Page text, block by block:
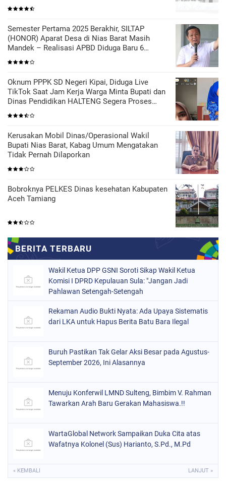
Semester Pertama 2025 Berakhir, SILTAP
(HONOR) Aparat Desa di Nias Barat Masih
Mandek – Realisasi APBD Diduga Baru 6
Persen
Oknum PPPK SD Negeri Kipai, Diduga Live
TikTok Saat Jam Kerja Warga Minta Bupati dan
Dinas Pendidikan HALTENG Segera Proses
Sesuai Hukum
Kerusakan Mobil Dinas/Operasional Wakil
Bupati Nias Barat, Kabag Umum Mengatakan
Tidak Pernah Dilaporkan
Bobroknya PELKES Dinas kesehatan Kabupaten
Aceh Tamiang
Wakil Ketua DPP GSNI Soroti Sikap Wakil Ketua
Komisi I DPRD Kepulauan Sula: "Jangan Jadi
Pahlawan Setengah-Setengah
Rekaman Audio Bukti Nyata: Ada Upaya Sistematis
dari LKA untuk Hapus Berita Batu Bara Ilegal
Buruh Pastikan Tak Gelar Aksi Besar pada Agustus-
September 2026, Ini Alasannya
Menuju Konferwil LMND Sulteng, Bimbim V. Rahman
Tawarkan Arah Baru Gerakan Mahasiswa.!!
WartaGlobal Network Sampaikan Duka Cita atas
Wafatnya Kolonel (Sus) Harianto, S.Pd., M.Pd
« KEMBALI LANJUT »